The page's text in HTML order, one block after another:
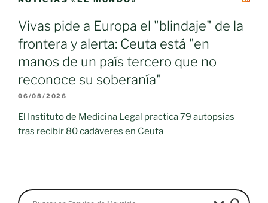
Vivas pide a Europa el "blindaje" de la
frontera y alerta: Ceuta está "en
manos de un país tercero que no
reconoce su soberanía"
06/08/2026
El Instituto de Medicina Legal practica 79 autopsias
tras recibir 80 cadáveres en Ceuta